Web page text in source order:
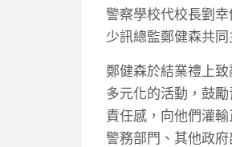
警察學校代校長劉
少訊總監鄭健森共同
鄭健森於結業禮上
多元化的活動，鼓
責任感，向他們灌
警務部門、其他政